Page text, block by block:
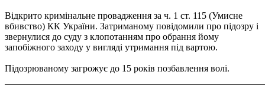
Відкрито кримінальне провадження за ч. 1 ст. 115 (Умисне
вбивство) КК України. Затриманому повідомили про підозру і
звернулися до суду з клопотанням про обрання йому
запобіжного заходу у вигляді утримання під вартою.
Підозрюваному загрожує до 15 років позбавлення волі.